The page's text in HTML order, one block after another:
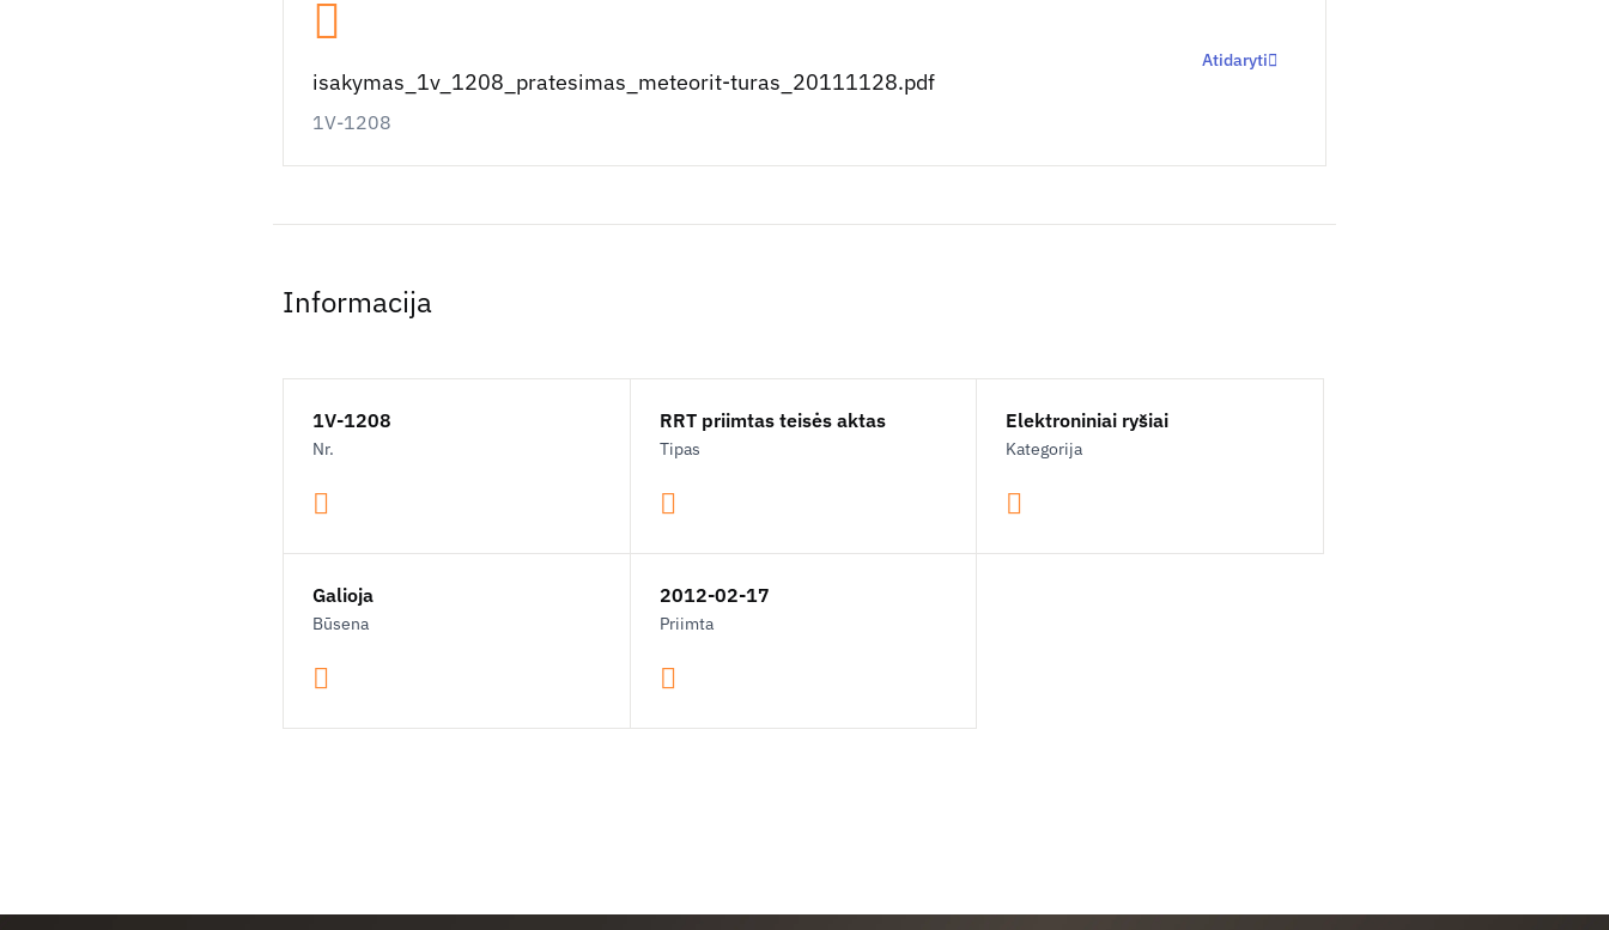
isakymas_1v_1208_pratesimas_meteorit-turas_20111128.pdf
1V-1208
Atidaryti
Informacija
1V-1208
Nr.
RRT priimtas teisės aktas
Tipas
Elektroniniai ryšiai
Kategorija
Galioja
Būsena
2012-02-17
Priimta